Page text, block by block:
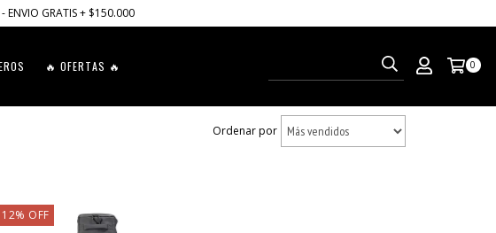
ENVIO GRATIS + $150.000
🔥 OFERTAS 🔥 0
Ordenar por
12% OFF